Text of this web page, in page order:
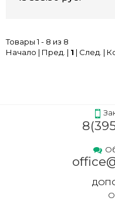
Товары 1 - 8 из 8
Начало | Пред. | 1 | След. |
О